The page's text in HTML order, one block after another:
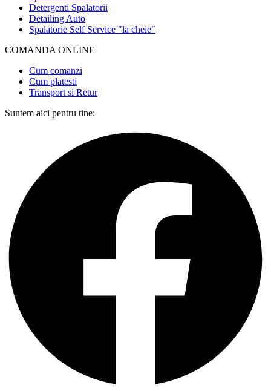
Detergenti Spalatorii
Detailing Auto
Spalatorie Self Service "la cheie"
COMANDA ONLINE​
Cum comanzi
Cum platesti
Transport si Retur
Suntem aici pentru tine: